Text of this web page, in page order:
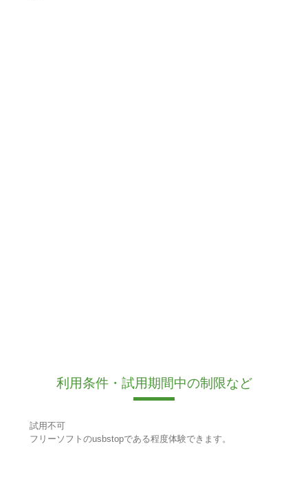
利用条件・試用期間中の制限など
試用不可
フリーソフトのusbstopである程度体験できます。